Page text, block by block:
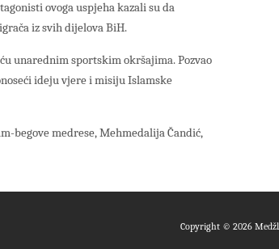
ovoga uspjeha kazali su da
iz svih dijelova BiH.
unarednim sportskim okršajima. Pozvao
ideju vjere i misiju Islamske
begove medrese, Mehmedalija Čandić,
Copyright © 2026